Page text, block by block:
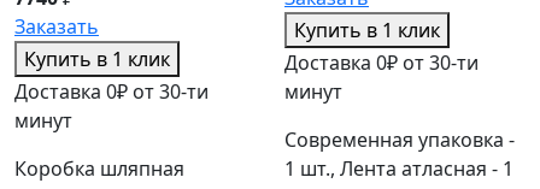
Заказать
Купить в 1 клик
Доставка 0₽ от 30-ти
минут
Коробка шляпная
Купить в 1 клик
Доставка 0₽ от 30-ти
минут
Современная упаковка -
1 шт., Лента атласная - 1